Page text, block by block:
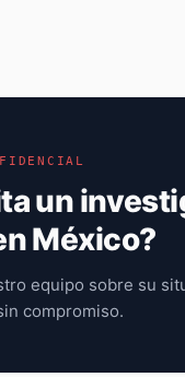
un
México?
equipo sobre su
compromiso.